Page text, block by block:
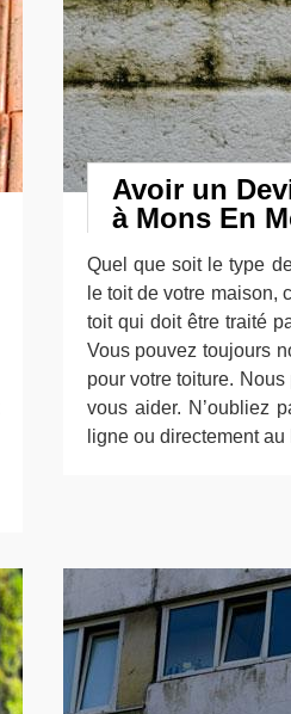
Avoir un
à Mons En
Quel que soit le type
le toit de votre maison,
toit qui doit être traité
Vous pouvez toujours
pour votre toiture.
vous aider. N’oubliez
ligne ou directement au